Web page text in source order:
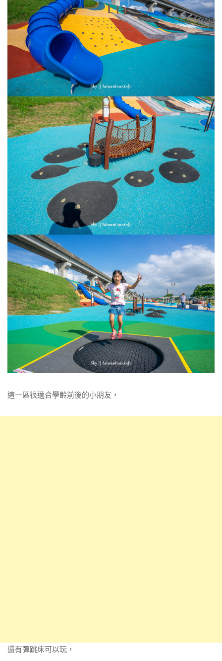
這一區很適合學齡前後的小朋友，
還有彈跳床可以玩，